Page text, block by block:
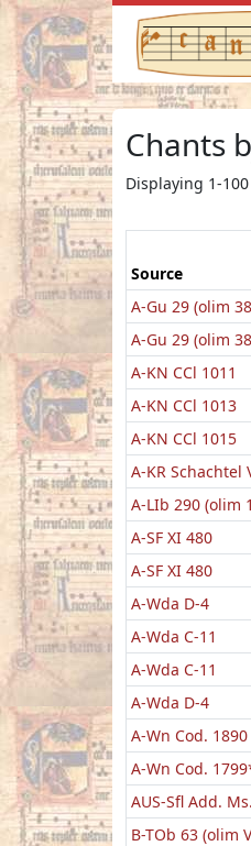
Chants
Displaying 1-
Source
A-Gu 29 (olim
A-Gu 29 (olim
A-KN CCl 1011
A-KN CCl 1013
A-KN CCl 1015
A-KR Schachtel
A-LIb 290 (olim
A-SF XI 480
A-SF XI 480
A-Wda D-4
A-Wda C-11
A-Wda C-11
A-Wda D-4
A-Wn Cod. 1890
A-Wn Cod.
AUS-Sfl Add.
B-TOb 63 (olim